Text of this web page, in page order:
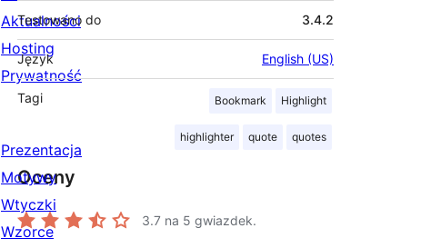
Testowano do 3.4.2
Język English (US)
Tagi Bookmark Highlight
highlighter quote quotes
Oceny
3.7 na 5 gwiazdek.
Aktualności
Hosting
Prywatność
Prezentacja
Motywy
Wtyczki
Wzorce